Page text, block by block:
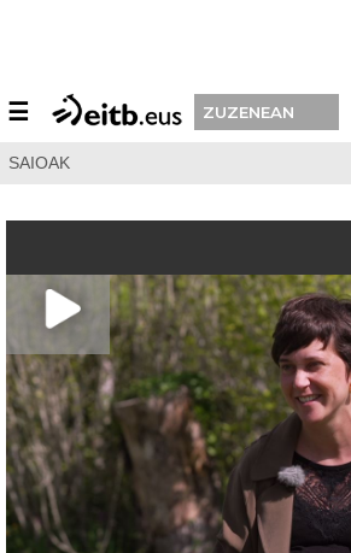
☰ ZUZENEAN
SAIOAK